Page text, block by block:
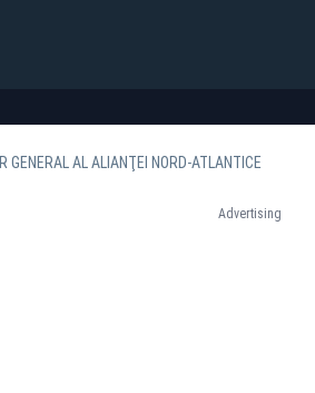
GENERAL AL ALIANŢEI NORD-ATLANTICE
Advertising